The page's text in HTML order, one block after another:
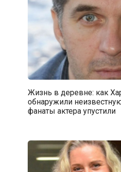
Жизнь в деревне: как
обнаружили
фанаты актера упустили